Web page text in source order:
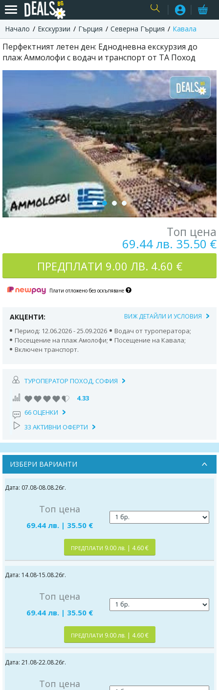
USER
Начало Екскурзии Гърция Северна Гърция Кавала
Перфектният летен ден: Еднодневна екскурзия до
плаж Аммолофи с водач и транспорт от ТА Поход
Топ цена
69.44 лв. 35.50 €
ПРЕДПЛАТИ 9.00 ЛВ. 4.60 €
Плати отложено без оскъпяване
АКЦЕНТИ: ВИЖ ДЕТАЙЛИ И УСЛОВИЯ
Период: 12.06.2026 - 25.09.2026
Водач от туроператора;
Посещение на плаж Амолофи;
Посещение на Кавала;
Включен транспорт.
ТУРОПЕРАТОР ПОХОД, СОФИЯ
4.33
66 ОЦЕНКИ
33 АКТИВНИ ОФЕРТИ
ИЗБЕРИ ВАРИАНТИ
Дата: 07.08-08.08.26г.
Топ цена
69.44 лв. | 35.50 €
ПРЕДПЛАТИ 9.00 лв. | 4.60 €
Дата: 14.08-15.08.26г.
Топ цена
69.44 лв. | 35.50 €
ПРЕДПЛАТИ 9.00 лв. | 4.60 €
Дата: 21.08-22.08.26г.
Топ цена